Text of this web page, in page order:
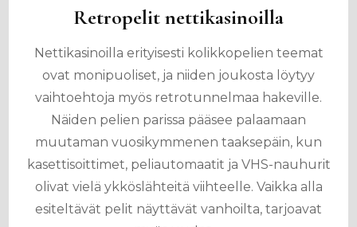
Retropelit nettikasinoilla
Nettikasinoilla erityisesti kolikkopelien teemat
ovat monipuoliset, ja niiden joukosta löytyy
vaihtoehtoja myös retrotunnelmaa hakeville.
Näiden pelien parissa pääsee palaamaan
muutaman vuosikymmenen taaksepäin, kun
kasettisoittimet, peliautomaatit ja VHS-nauhurit
olivat vielä ykköslähteitä viihteelle. Vaikka alla
esiteltävät pelit näyttävät vanhoilta, tarjoavat